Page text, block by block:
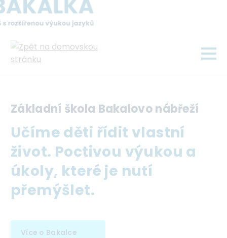
hlavnímu
Základní škola Bakalovo nábřeží
Učíme děti řídit vlastní
život. Poctivou výukou a
úkoly, které je nutí
přemýšlet.
Více o Bakalce